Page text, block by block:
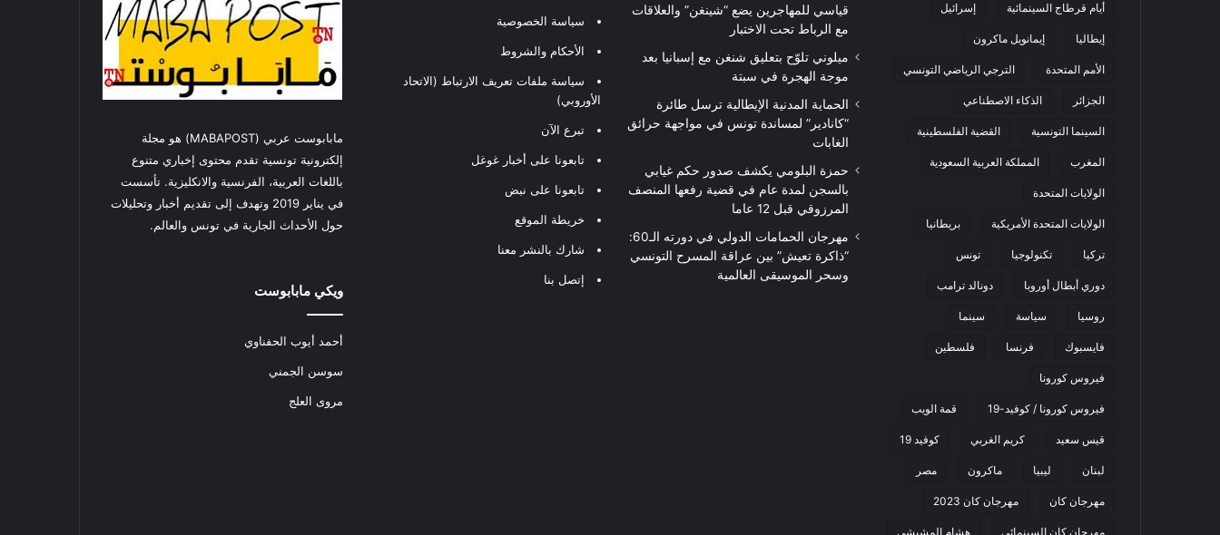
أيام قرطاج السينمائية إسرائيل
إيطاليا إيمانويل ماكرون
الأمم المتحدة الترجي الرياضي التونسي
الجزائر الذكاء الاصطناعي
السينما التونسية القضية الفلسطينية
المغرب المملكة العربية السعودية
الولايات المتحدة
الولايات المتحدة الأمريكية بريطانيا
تركيا تكنولوجيا تونس
دوري أبطال أوروبا دونالد ترامب
روسيا سياسة سينما
فايسبوك فرنسا فلسطين
فيروس كورونا
فيروس كورونا / كوفيد-19 قمة الويب
قيس سعيد كريم الغربي كوفيد 19
لبنان ليبيا ماكرون مصر
مهرجان كان مهرجان كان 2023
مهرجان كان السينمائي هشام المشيشي
قياسي للمهاجرين يضع “شينغن” والعلاقات
مع الرباط تحت الاختبار
ميلوني تلوّح بتعليق شنغن مع إسبانيا بعد
موجة الهجرة في سبتة
الحماية المدنية الإيطالية ترسل طائرة
“كانادير” لمساندة تونس في مواجهة حرائق
الغابات
حمزة البلومي يكشف صدور حكم غيابي
بالسجن لمدة عام في قضية رفعها المنصف
المرزوقي قبل 12 عاما
مهرجان الحمامات الدولي في دورته الـ60:
“ذاكرة تعيش” بين عراقة المسرح التونسي
وسحر الموسيقى العالمية
سياسة الخصوصية
الأحكام والشروط
سياسة ملفات تعريف الارتباط (الاتحاد
الأوروبي)
تبرع الآن
تابعونا على أخبار غوغل
تابعونا على نبض
خريطة الموقع
شارك بالنشر معنا
إتصل بنا
مابابوست عربي (MABAPOST) هو مجلة
إلكترونية تونسية تقدم محتوى إخباري متنوع
باللغات العربية، الفرنسية والانكليزية. تأسست
في يناير 2019 وتهدف إلى تقديم أخبار وتحليلات
حول الأحداث الجارية في تونس والعالم.
ويكي مابابوست
أحمد أيوب الحفناوي
سوسن الجمني
مروى العلج